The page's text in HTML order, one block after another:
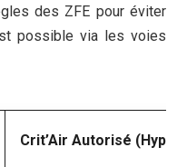
des ZFE pour éviter
possible via les voies
Crit’Air Autorisé